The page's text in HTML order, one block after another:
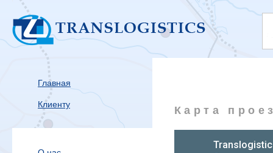
Карта
Главная
Клиенту